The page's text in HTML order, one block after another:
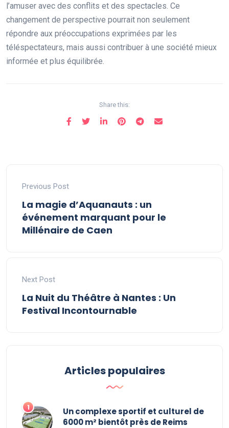
l’amuser avec des conflits et des spectacles. Ce
changement de perspective pourrait non seulement
répondre aux préoccupations exprimées par les
téléspectateurs, mais aussi contribuer à une société mieux
informée et plus équilibrée.
Share this:
Previous Post
La magie d’Aquanauts : un
événement marquant pour le
Millénaire de Caen
Next Post
La Nuit du Théâtre à Nantes : Un
Festival Incontournable
Articles populaires
Un complexe sportif et culturel de
6000 m² bientôt près de Reims